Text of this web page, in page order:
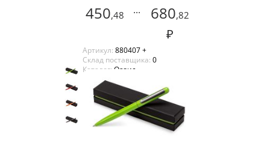
450,48 ... 680,82
₽
Артикул: 880407 +
Склад поставщика: 0
Каталог: Оазис